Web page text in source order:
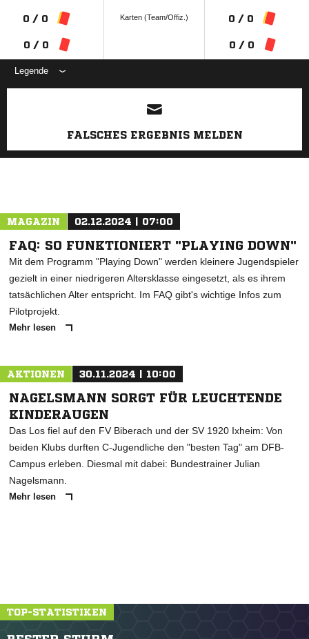
0 / 0
0 / 0
Karten (Team/Offiz.) 0 / 0
0 / 0
Legende
ANZEIGE
FALSCHES ERGEBNIS MELDEN
MAGAZIN 02.12.2024 | 07:00
FAQ: SO FUNKTIONIERT "PLAYING DOWN"
Mit dem Programm "Playing Down" werden kleinere Jugendspieler
gezielt in einer niedrigeren Altersklasse eingesetzt, als es ihrem
tatsächlichen Alter entspricht. Im FAQ gibt's wichtige Infos zum
Pilotprojekt.
Mehr lesen
AKTIONEN 30.11.2024 | 10:00
NAGELSMANN SORGT FÜR LEUCHTENDE
KINDERAUGEN
Das Los fiel auf den FV Biberach und der SV 1920 Ixheim: Von
beiden Klubs durften C-Jugendliche den "besten Tag" am DFB-
Campus erleben. Diesmal mit dabei: Bundestrainer Julian
Nagelsmann.
Mehr lesen
TOP-STATISTIKEN